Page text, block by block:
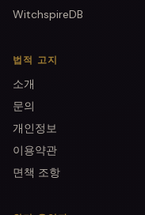
WitchspireDB
법적 고지
소개
문의
개인정보
이용약관
면책 조항